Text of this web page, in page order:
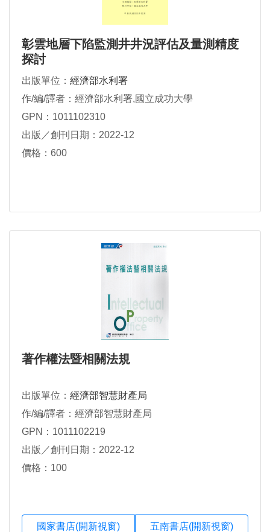
彰雲地層下陷監測井井況評估及量測精度
探討
出版單位： 經濟部水利署
作/編/譯者：經濟部水利署,國立成功大學
GPN：1011102310
出版／創刊日期：2022-12
價格：600
著作權法暨相關法規
出版單位： 經濟部智慧財產局
作/編/譯者：經濟部智慧財產局
GPN：1011102219
出版／創刊日期：2022-12
價格：100
國家書店(開新視窗) 五南書店(開新視窗)